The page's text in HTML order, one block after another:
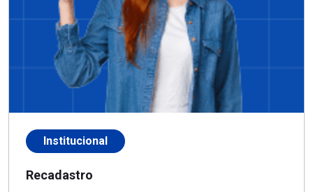
Institucional
Recadastro